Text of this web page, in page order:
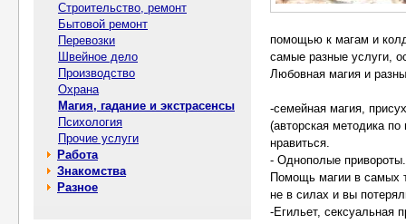
Строительство, ремонт
Бытовой ремонт
Перевозки
Швейное дело
Производство
Охрана
Магия, гадание и экстрасенсы
Психология
Прочие услуги
Работа
Знакомства
Разное
помощью к магам и
самые разные услуги,
Любовная магия и
-семейная магия,
(авторская методика
нравиться.
- Однополые привороты.
Помощь магии в самых
не в силах и вы
-Егильет, сексуальная